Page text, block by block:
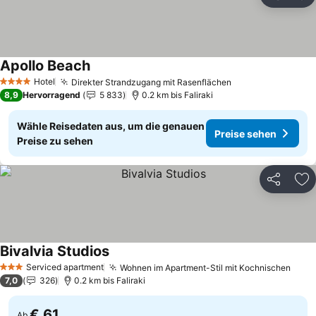
4 Sterne Hotel Direkter Strandzugang mit Rasenflächen
Apollo BeachPreise sehen
8,9 Hervorragend 5 833 0.2 km bis Faliraki
Wähle Reisedaten aus, um die genauen
Preise zu sehen
Preise sehen
Teilen
3 SterneServiced apartment Wohnen im Apartment-Stil mit Kochnischen
Bivalvia StudiosPreise sehen
7,0 326 0.2 km bis Faliraki